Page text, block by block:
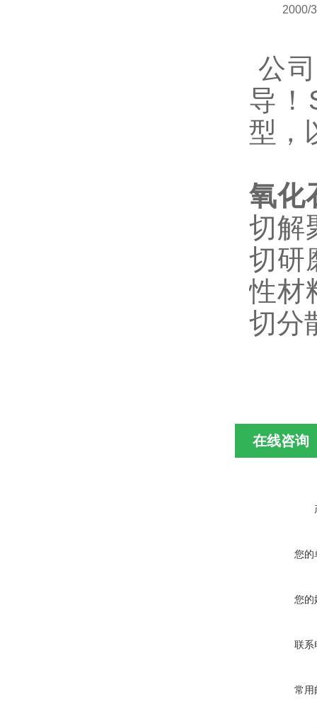
2000/
公
导！
型，
氧化
切解
切研
性材
切分
在线咨询
您的
您的
联系
常用